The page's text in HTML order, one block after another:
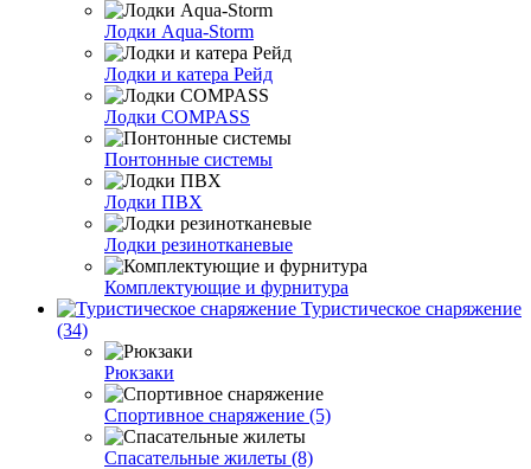
Лодки Aqua-Storm
Лодки и катера Рейд
Лодки COMPASS
Понтонные системы
Лодки ПВХ
Лодки резинотканевые
Комплектующие и фурнитура
Туристическое снаряжение
(34)
Рюкзаки
Спортивное снаряжение (5)
Спасательные жилеты (8)